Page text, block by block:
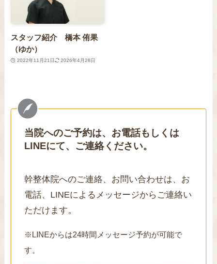
スタッフ紹介 橋本 侑果
（ゆか）
2022年11月21日 2026年4月28日
当院へのご予約は、お電話もしくは
LINEにて、ご連絡ください。
幹整体院へのご連絡、お問い合わせは、お
電話、LINEによるメッセージからご連絡い
ただけます。
※LINEからは24時間メッセージ予約が可能で
す。